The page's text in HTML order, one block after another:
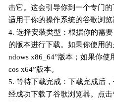
击它。这会引导你到一个专门
适用于你的操作系统的谷歌浏览
4. 选择安装类型：根据你的需
的版本进行下载。如果你使用
ndows x86_64”版本；如果你使
cos x64”版本。
5. 等待下载完成：下载完成后
经成功下载了谷歌浏览器。点